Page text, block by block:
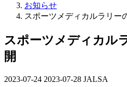
お知らせ
スポーツメディカルラリー
スポーツメディカル
開
2023-07-24 最
2023-07-28 JALSA